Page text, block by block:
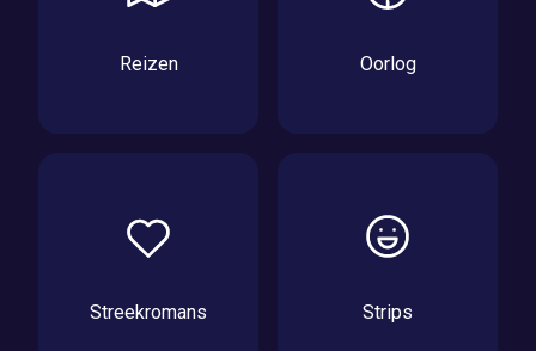
Reizen Oorlog
Streekromans Strips